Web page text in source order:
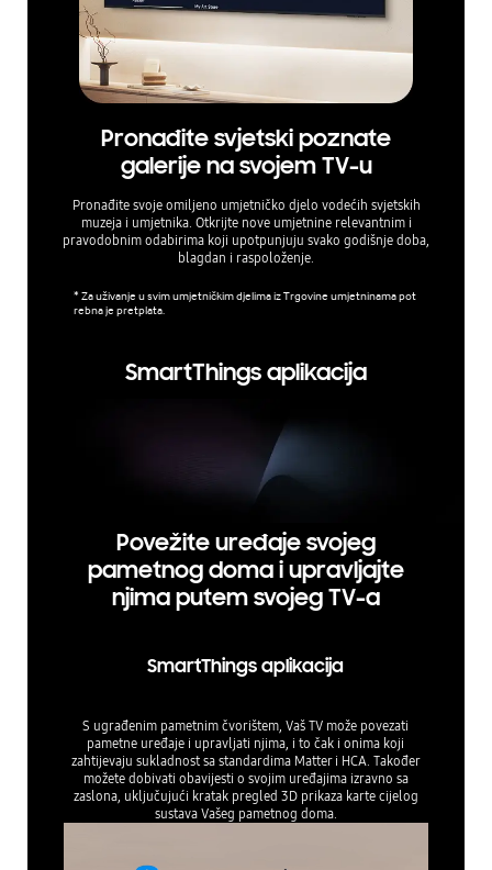
Pronađite svjetski poznate
galerije na svojem TV-u
Pronađite svoje omiljeno umjetničko djelo vodećih svjetskih
muzeja i umjetnika. Otkrijte nove umjetnine relevantnim i
pravodobnim odabirima koji upotpunjuju svako godišnje doba,
blagdan i raspoloženje.
* Za uživanje u svim umjetničkim djelima iz Trgovine umjetninama pot
rebna je pretplata.
SmartThings aplikacija
Povežite uređaje svojeg
pametnog doma i upravljajte
njima putem svojeg TV-a
SmartThings aplikacija
S ugrađenim pametnim čvorištem, Vaš TV može povezati
pametne uređaje i upravljati njima, i to čak i onima koji
zahtijevaju sukladnost sa standardima Matter i HCA. Također
možete dobivati obavijesti o svojim uređajima izravno sa
zaslona, uključujući kratak pregled 3D prikaza karte cijelog
sustava Vašeg pametnog doma.